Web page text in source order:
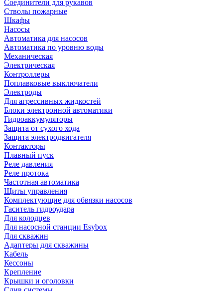
Соединители для рукавов
Стволы пожарные
Шкафы
Насосы
Автоматика для насосов
Автоматика по уровню воды
Механическая
Электрическая
Контроллеры
Поплавковые выключатели
Электроды
Для агрессивных жидкостей
Блоки электронной автоматики
Гидроаккумуляторы
Защита от сухого хода
Защита электродвигателя
Контакторы
Плавный пуск
Реле давления
Реле протока
Частотная автоматика
Щиты управления
Комплектующие для обвязки насосов
Гаситель гидроудара
Для колодцев
Для насосной станции Esybox
Для скважин
Адаптеры для скважины
Кабель
Кессоны
Крепление
Крышки и оголовки